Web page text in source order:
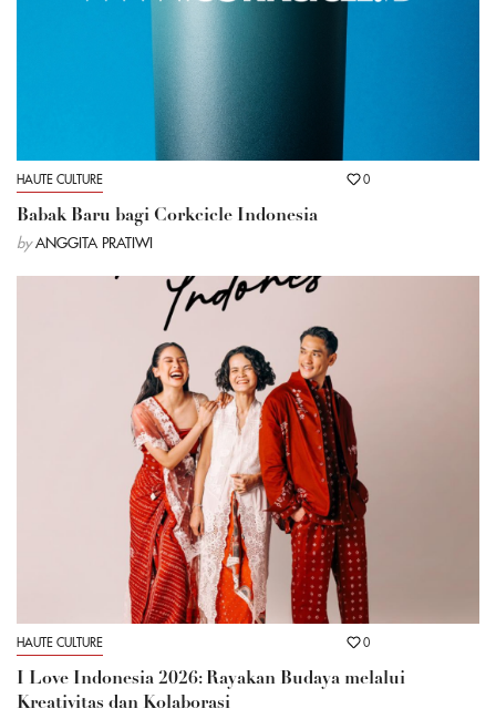
HAUTE CULTURE 0
Babak Baru bagi Corkcicle Indonesia
by ANGGITA PRATIWI
HAUTE CULTURE 0
I Love Indonesia 2026: Rayakan Budaya melalui
Kreativitas dan Kolaborasi